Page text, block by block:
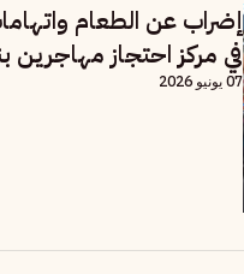
إضراب عن الطعام
في مركز احتجاز مهاجرين
07 يونيو 2026